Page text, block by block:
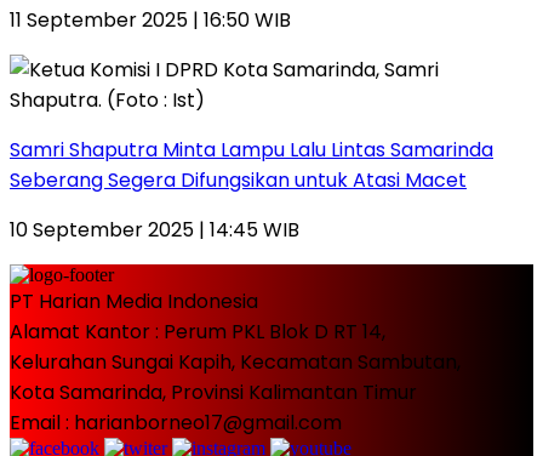
11 September 2025 | 16:50 WIB
Samri Shaputra Minta Lampu Lalu Lintas Samarinda
Seberang Segera Difungsikan untuk Atasi Macet
10 September 2025 | 14:45 WIB
PT Harian Media Indonesia
Alamat Kantor : Perum PKL Blok D RT 14,
Kelurahan Sungai Kapih, Kecamatan Sambutan,
Kota Samarinda, Provinsi Kalimantan Timur
Email : harianborneo17@gmail.com